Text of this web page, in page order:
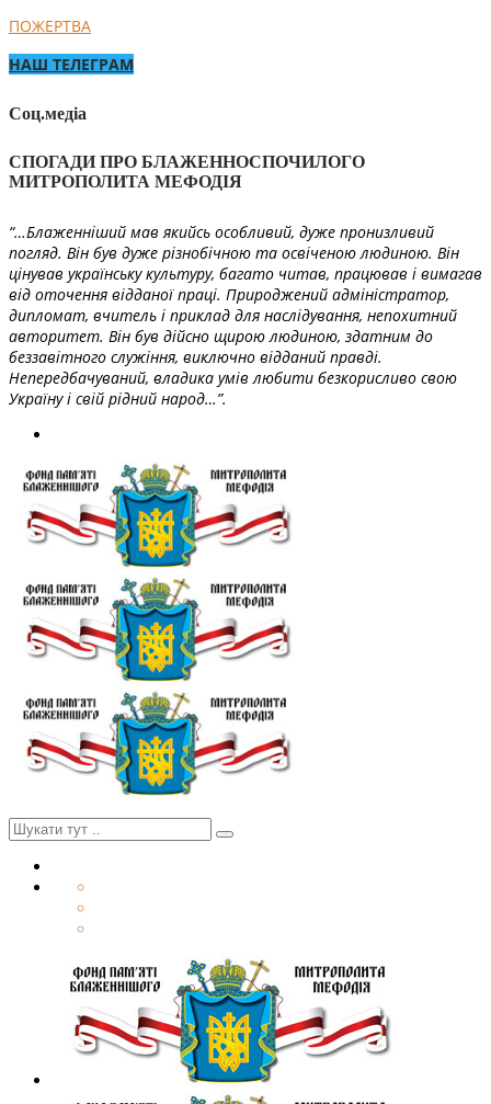
ПОЖЕРТВА
НАШ ТЕЛЕГРАМ
Соц.медіа
СПОГАДИ ПРО БЛАЖЕННОСПОЧИЛОГО
МИТРОПОЛИТА МЕФОДІЯ
“…Блаженніший мав якийсь особливий, дуже пронизливий
погляд. Він був дуже різнобічною та освіченою людиною. Він
цінував українську культуру, багато читав, працював і вимагав
від оточення відданої праці. Природжений адміністратор,
дипломат, вчитель і приклад для наслідування, непохитний
авторитет. Він був дійсно щирою людиною, здатним до
беззавітного служіння, виключно відданий правді.
Непередбачуваний, владика умів любити безкорисливо свою
Україну і свій рідний народ…”.